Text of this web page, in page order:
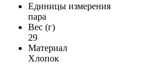
Единицы измерения
пара
Вес (г)
29
Материал
Хлопок